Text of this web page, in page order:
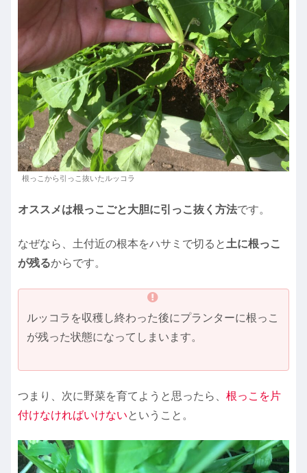
根っこから引っこ抜いたルッコラ
オススメは根っこごと大胆に引っこ抜く方法です。
なぜなら、土付近の根本をハサミで切ると 土に根っこ
が残るからです。
ルッコラを収穫し終わった後にプランターに根っこ
が残った状態になってしまいます。
つまり、次に野菜を育てようと思ったら、 根っこを片
付けなければいけないということ。